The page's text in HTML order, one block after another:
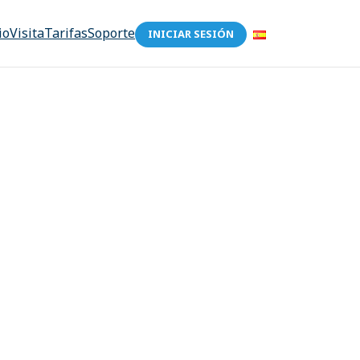
VisitaTarifasSoporte INICIAR SESIÓN